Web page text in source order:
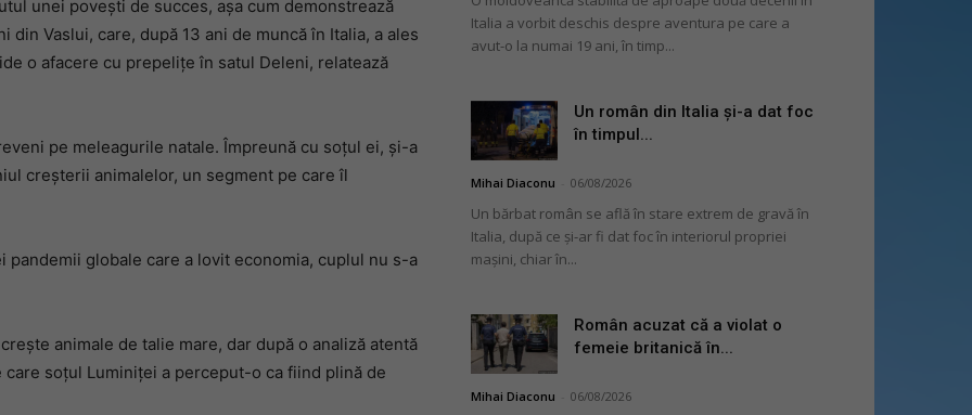
românului
din
unei povești de succes, așa cum demonstrează
din Vaslui, care, după 13 ani de muncă în Italia, a ales
o afacere cu prepelițe în satul Deleni, relatează
pe meleagurile natale. Împreună cu soțul ei, și-a
creșterii animalelor, un segment pe care îl
globale care a lovit economia, cuplul nu s-a
animale de talie mare, dar după o analiză atentă
soțul Luminiței a perceput-o ca fiind plină de
Italia a vorbit deschis despre aventura pe care a
avut-o la numai 19 ani, în timp...
Un român din Italia și-a dat foc
în timpul...
Mihai Diaconu 06/08/2026
Un bărbat român se află în stare extrem de gravă în
Italia, după ce și-ar fi dat foc în interiorul propriei
mașini, chiar în...
Român acuzat că a violat o
femeie britanică în...
Mihai Diaconu 06/08/2026